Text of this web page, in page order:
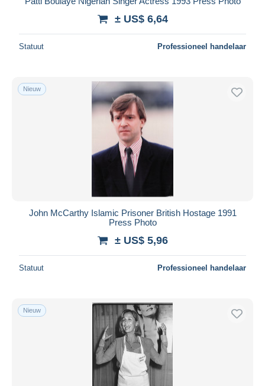
± US$ 6,64
Statuut Professioneel handelaar
Nieuw
John McCarthy Islamic Prisoner British Hostage 1991
Press Photo
± US$ 5,96
Statuut Professioneel handelaar
Nieuw